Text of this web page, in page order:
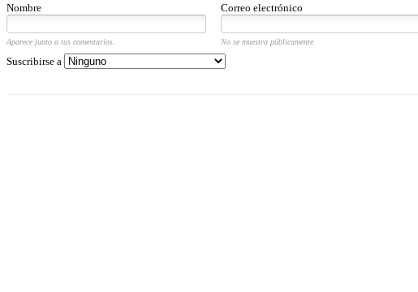
Nombre
Correo electrónico
Aparece junto a tus comentarios. No se muestra públicamente.
Suscribirse a